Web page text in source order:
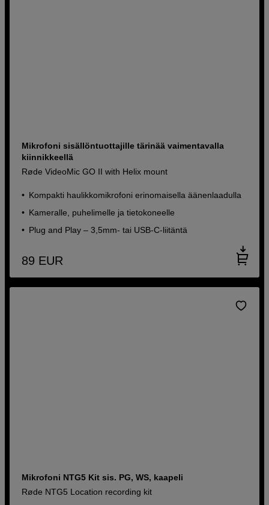
Mikrofoni sisällöntuottajille tärinää vaimentavalla
kiinnikkeellä
Røde VideoMic GO II with Helix mount
Kompakti haulikkomikrofoni erinomaisella äänenlaadulla
Kameralle, puhelimelle ja tietokoneelle
Plug and Play – 3,5mm- tai USB-C-liitäntä
89 EUR
Mikrofoni NTG5 Kit sis. PG, WS, kaapeli
Røde NTG5 Location recording kit